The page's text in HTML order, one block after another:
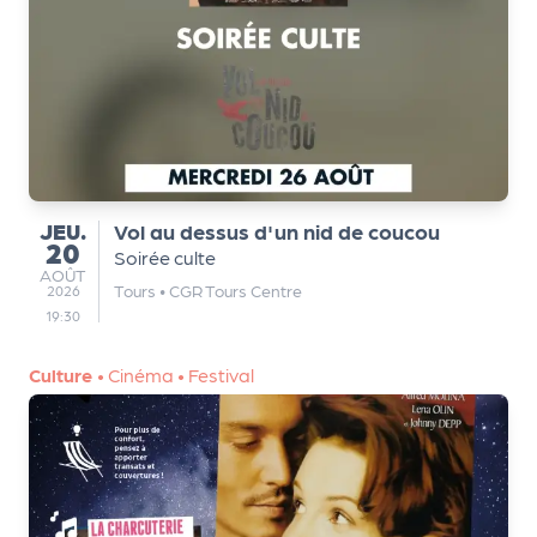
JEUDI
JEU.
20
AOÛT
AOÛT
2026
19:30
Vol au dessus d'un nid de coucou
Soirée culte
Tours •CGR Tours Centre
Culture • Cinéma • Festival
e